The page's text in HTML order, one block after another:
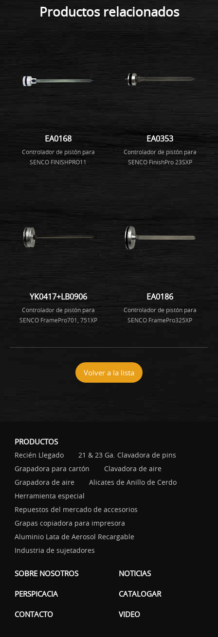
Productos relacionados
EA0168
Controlador de pistón para
SENCO FINISHPRO11
EA0353
Controlador de pistón para
SENCO FinishPro 23SXP
YK0417+LB0906
Controlador de pistón para
SENCO FramePro701, 751XP
EA0186
Controlador de pistón para
SENCO FramePro325XP
Volver a la lista
PRODUCTOS
Recién Llegado
21 & 23 Ga. Clavadora de pins
Grapadora para cartón
Clavadora de aire
Grapadora de aire
Alicates de Anillo de Cerdo
Herramienta especial
Repuestos del mercado de accesorios
Grapas copiadora para impresora
Aluminio Lata de Aerosol Recargable
Industria de sujetadores
SOBRE NOSOTROS NOTICIAS
PERSPICACIA CATALOGAR
CONTACTO VIDEO